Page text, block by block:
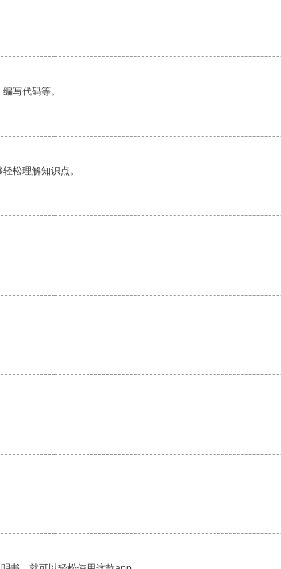
写代码等。
松理解知识点。